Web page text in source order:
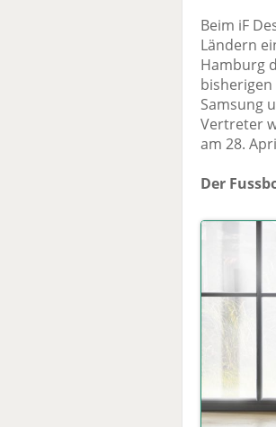
Beim iF
Ländern
Hamburg
Samsung
Vertreter
am 28.
Der